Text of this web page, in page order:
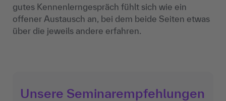
gutes Kennenlerngespräch fühlt sich wie ein
offener Austausch an, bei dem beide Seiten etwas
über die jeweils andere erfahren.
Unsere Seminarempfehlungen